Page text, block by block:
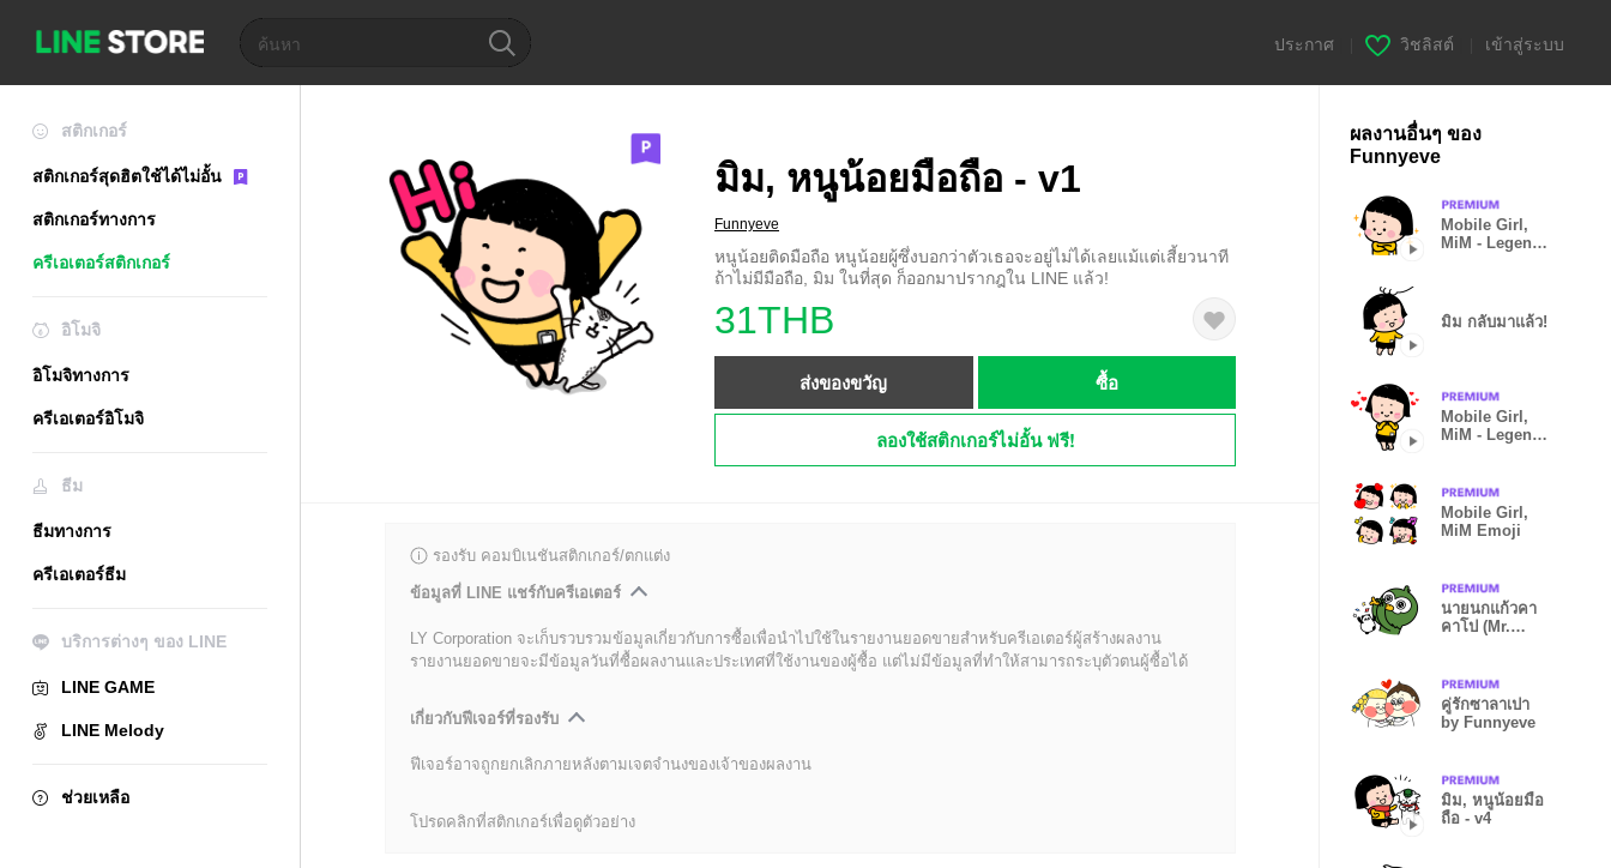
ประกาศ วิชลิสต์ เข้าสู่ระบบ
สติกเกอร์
สติกเกอร์สุดฮิตใช้ได้ไม่อั้น
สติกเกอร์ทางการ
ครีเอเตอร์สติกเกอร์
อิโมจิ
อิโมจิทางการ
ครีเอเตอร์อิโมจิ
ธีม
ธีมทางการ
ครีเอเตอร์ธีม
บริการต่างๆ ของ LINE
LINE GAME
LINE Melody
ช่วยเหลือ
มิม, หนูน้อยมือถือ - v1
Funnyeve
หนูน้อยติดมือถือ หนูน้อยผู้ซึ่งบอกว่าตัวเธอจะอยู่ไม่ได้เลยแม้แต่เสี้ยวนาที
ถ้าไม่มีมือถือ, มิม ในที่สุด ก็ออกมาปรากฎใน LINE แล้ว!
31THB
ส่งของขวัญ ซื้อ
ลองใช้สติกเกอร์ไม่อั้น ฟรี!
รองรับ คอมบิเนชันสติกเกอร์/ตกแต่ง
ข้อมูลที่ LINE แชร์กับครีเอเตอร์
LY Corporation จะเก็บรวบรวมข้อมูลเกี่ยวกับการซื้อเพื่อนำไปใช้ในรายงานยอดขายสำหรับครีเอเตอร์ผู้สร้างผลงาน
รายงานยอดขายจะมีข้อมูลวันที่ซื้อผลงานและประเทศที่ใช้งานของผู้ซื้อ แต่ไม่มีข้อมูลที่ทำให้สามารถระบุตัวตนผู้ซื้อได้
เกี่ยวกับฟีเจอร์ที่รองรับ
ฟีเจอร์อาจถูกยกเลิกภายหลังตามเจตจำนงของเจ้าของผลงาน
โปรดคลิกที่สติกเกอร์เพื่อดูตัวอย่าง
ผลงานอื่นๆ ของ
Funnyeve
Mobile Girl,
MiM - Legend -
มิม กลับมาแล้ว!
Mobile Girl,
MiM - Legend -
Mobile Girl,
MiM Emoji
นายนกแก้วคา
คาโป (Mr.
คู่รักซาลาเปา
by Funnyeve
มิม, หนูน้อยมือ
ถือ - v4